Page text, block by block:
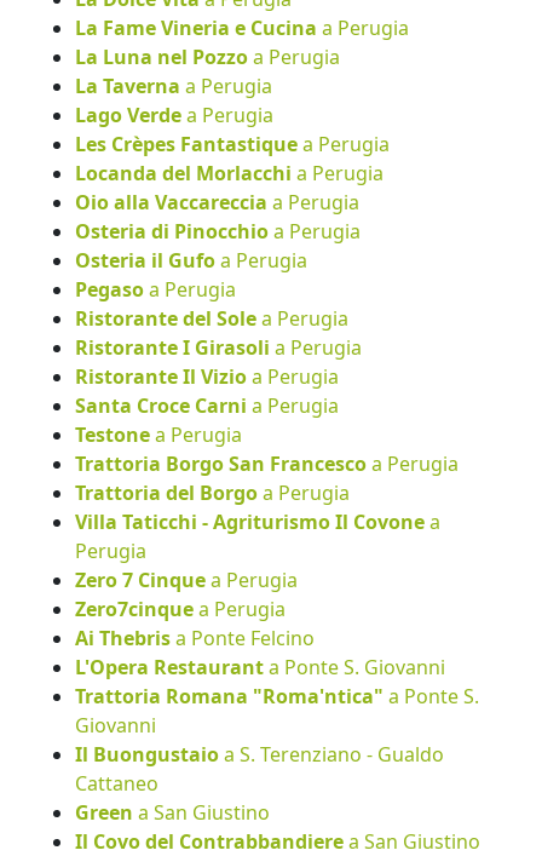
La Fame Vineria e Cucina a Perugia
La Luna nel Pozzoa Perugia
La Taverna a Perugia
Lago Verdea Perugia
Les Crèpes Fantastiquea Perugia
Locanda del Morlacchi a Perugia
Oio alla Vaccareccia a Perugia
Osteria di Pinocchioa Perugia
Osteria il Gufoa Perugia
Pegasoa Perugia
Ristorante del Solea Perugia
Ristorante I Girasoli a Perugia
Ristorante Il Vizioa Perugia
Santa Croce Carni a Perugia
Testonea Perugia
Trattoria Borgo San Francescoa Perugia
Trattoria del Borgoa Perugia
Villa Taticchi - Agriturismo Il Covonea
Perugia
Zero 7 Cinquea Perugia
Zero7cinquea Perugia
Ai Thebrisa Ponte Felcino
L'Opera Restauranta Ponte S. Giovanni
Trattoria Romana "Roma'ntica" a Ponte S.
Giovanni
Il Buongustaioa S. Terenziano - Gualdo
Cattaneo
Green a San Giustino
Il Covo del Contrabbandierea San Giustino